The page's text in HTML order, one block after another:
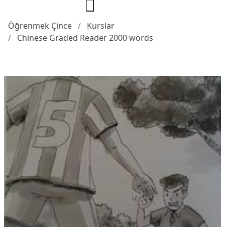
Öğrenmek Çince
Kurslar
Chinese Graded Reader 2000 words